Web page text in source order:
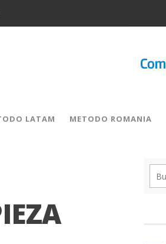
y comercio.
LATAM METODO ROMANIA